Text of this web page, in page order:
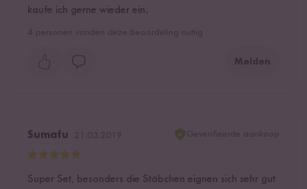
kaufe ich gerne wieder ein.
Melden
Sumafu
Super Set, besonders die Stäbchen eignen sich sehr gut